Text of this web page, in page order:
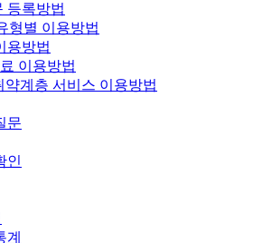
등록방법
형별 이용방법
용방법
이용방법
약계층 서비스 이용방법
문
인
계